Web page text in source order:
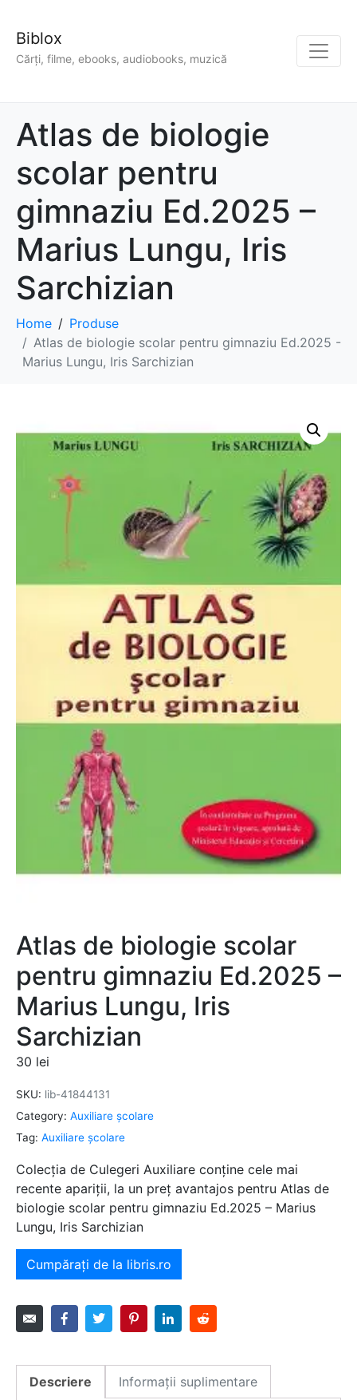
Biblox
Cărți, filme, ebooks, audiobooks, muzică
Atlas de biologie
scolar pentru
gimnaziu Ed.2025 –
Marius Lungu, Iris
Sarchizian
Home
Produse
Atlas de biologie scolar pentru gimnaziu Ed.2025 -
Marius Lungu, Iris Sarchizian
Atlas de biologie scolar
pentru gimnaziu Ed.2025 –
Marius Lungu, Iris
Sarchizian
30 lei
SKU: lib-41844131
Category: Auxiliare şcolare
Tag: Auxiliare şcolare
Colecția de Culegeri Auxiliare conține cele mai
recente apariții, la un preț avantajos pentru Atlas de
biologie scolar pentru gimnaziu Ed.2025 – Marius
Lungu, Iris Sarchizian
Cumpărați de la libris.ro
Descriere Informații suplimentare